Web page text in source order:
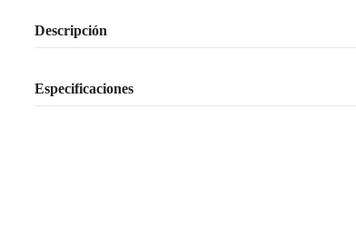
Descripción
Especificaciones